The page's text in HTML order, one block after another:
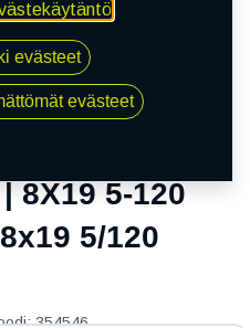
E41,5 C72,6 60 8x19
8X19 5-120
5/120
354546
.
evästeet
evästeet